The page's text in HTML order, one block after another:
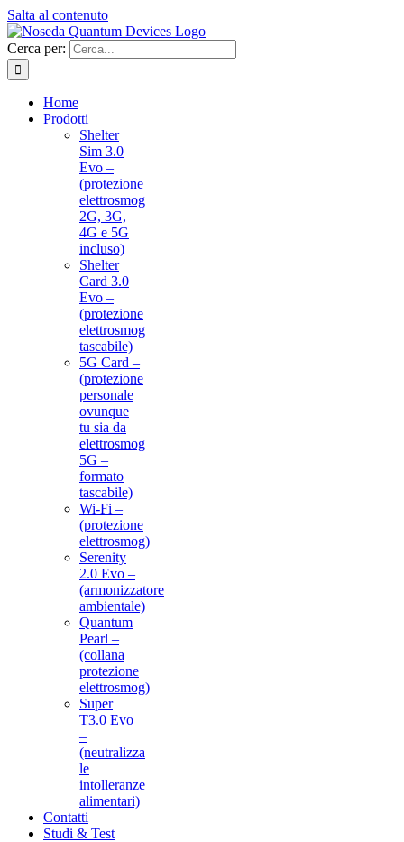
Salta al contenuto
Cerca per:
Home
Prodotti
Shelter
Sim 3.0
Evo –
(protezione
elettrosmog
2G, 3G,
4G e 5G
incluso)
Shelter
Card 3.0
Evo –
(protezione
elettrosmog
tascabile)
5G Card –
(protezione
personale
ovunque
tu sia da
elettrosmog
5G –
formato
tascabile)
Wi-Fi –
(protezione
elettrosmog)
Serenity
2.0 Evo –
(armonizzatore
ambientale)
Quantum
Pearl –
(collana
protezione
elettrosmog)
Super
T3.0 Evo
–
(neutralizza
le
intolleranze
alimentari)
Contatti
Studi & Test